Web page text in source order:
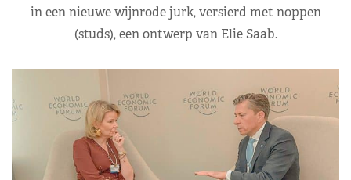
in een nieuwe wijnrode jurk, versierd met noppen
(studs), een ontwerp van Elie Saab.